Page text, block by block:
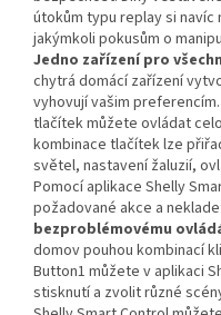
útokům typu replay si
jakýmkoli pokusům o
Jedno zařízení pro
chytrá domácí zařízení
vyhovují vašim
tlačítek můžete ovládat
kombinace tlačítek lze
světel, nastavení žaluzií,
Pomocí aplikace Shelly
požadované akce a
bezproblémovému
domov pouhou kombinací
Button1 můžete v aplikaci
stisknutí a zvolit různé